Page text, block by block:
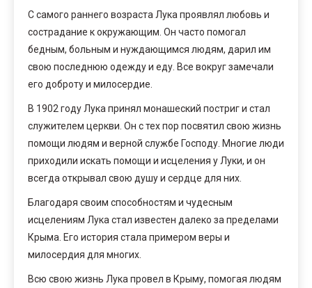
С самого раннего возраста Лука проявлял любовь и
сострадание к окружающим. Он часто помогал
бедным, больным и нуждающимся людям, дарил им
свою последнюю одежду и еду. Все вокруг замечали
его доброту и милосердие.
В 1902 году Лука принял монашеский постриг и стал
служителем церкви. Он с тех пор посвятил свою жизнь
помощи людям и верной службе Господу. Многие люди
приходили искать помощи и исцеления у Луки, и он
всегда открывал свою душу и сердце для них.
Благодаря своим способностям и чудесным
исцелениям Лука стал известен далеко за пределами
Крыма. Его история стала примером веры и
милосердия для многих.
Всю свою жизнь Лука провел в Крыму, помогая людям